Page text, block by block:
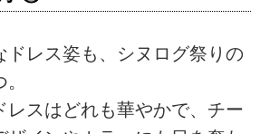
ドレス姿も、シヌログ祭りの
レスはどれも華やかで、チー